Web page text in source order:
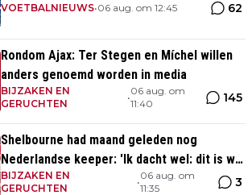
VOETBALNIEUWS•06 aug. om 12:45 62
Rondom Ajax: Ter Stegen en Míchel willen
anders genoemd worden in media
BIJZAKEN EN
GERUCHTEN
•
06 aug. om
11:40
145
Shelbourne had maand geleden nog
Nederlandse keeper: 'Ik dacht wel: dit is wel
héél Iers'
BIJZAKEN EN
GERUCHTEN
•
06 aug. om
11:35
3